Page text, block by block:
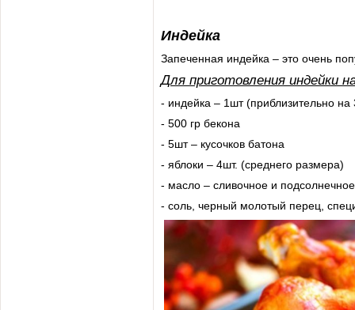
Индейка
Запеченная индейка – это очень
Для приготовления индейки
- индейка – 1шт (приблизительно на
- 500 гр бекона
- 5шт – кусочков батона
- яблоки – 4шт. (среднего размера)
- масло – сливочное и подсолнечное
- соль, черный молотый перец,